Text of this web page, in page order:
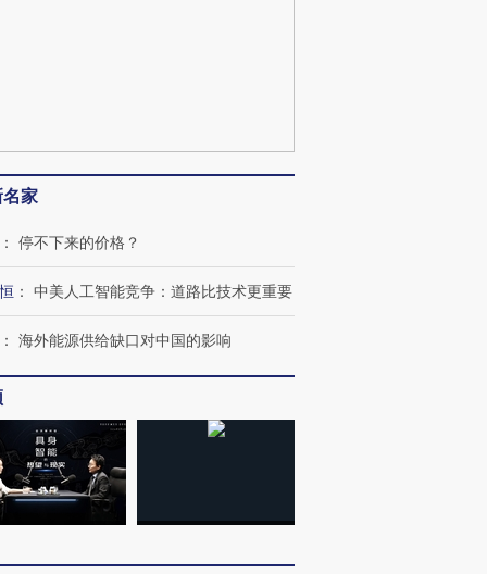
百城独占
家
： 停不下来的价格？
： 中美人工智能竞争：道路比技术更重要
： 海外能源供给缺口对中国的影响